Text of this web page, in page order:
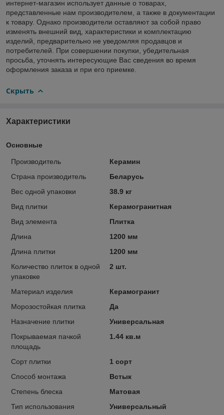
интернет-магазин использует данные о товарах,
представленные нам производителем, а также в документации
к товару. Однако производители оставляют за собой право
изменять внешний вид, характеристики и комплектацию
изделий, предварительно не уведомляя продавцов и
потребителей. При совершении покупки, убедительная
просьба, уточнять интересующие Вас сведения во время
оформления заказа и при его приемке.
Скрыть
Характеристики
Основные
Производитель
Керамин
Страна производитель
Беларусь
Вес одной упаковки
38.9 кг
Вид плитки
Керамогранитная
Вид элемента
Плитка
Длина
1200 мм
Длина плитки
1200 мм
Количество плиток в одной
упаковке
2 шт.
Материал изделия
Керамогранит
Морозостойкая плитка
Да
Назначение плитки
Универсальная
Покрываемая пачкой
площадь
1.44 кв.м
Сорт плитки
1 сорт
Способ монтажа
Встык
Степень блеска
Матовая
Тип использования
Универсальный